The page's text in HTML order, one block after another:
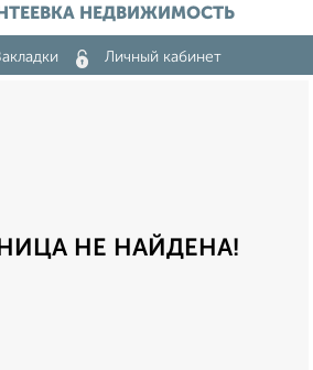
НЕДВИЖИМОСТЬ
Личный кабинет
НЕ НАЙДЕНА!